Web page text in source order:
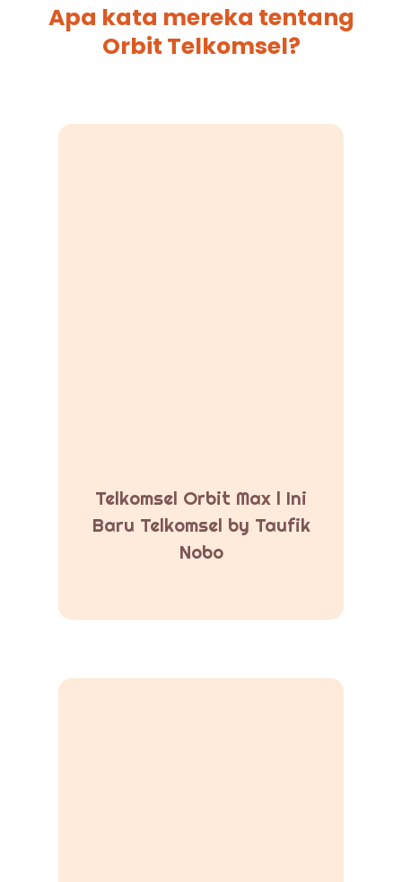
Apa kata mereka tentang
Orbit Telkomsel?
Telkomsel Orbit Max l Ini
Baru Telkomsel by Taufik
Nobo